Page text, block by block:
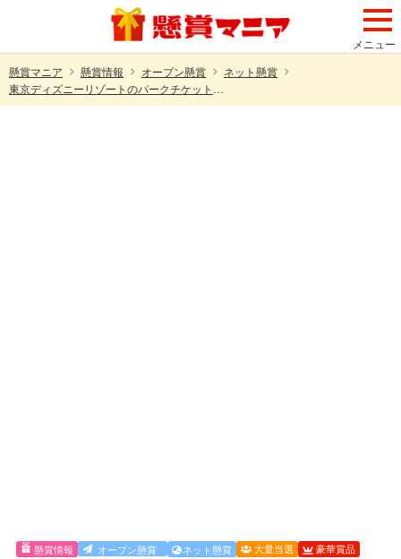
メニュー
懸賞マニア
懸賞情報 オープン懸賞
ネット懸賞
東京ディズニーリゾートのパークチケット＆ギフトカードが200名様に当たる！キリンのプレゼントキャンペーン
懸賞情報 オープン懸賞 ネット懸賞 大量当選 豪華賞品